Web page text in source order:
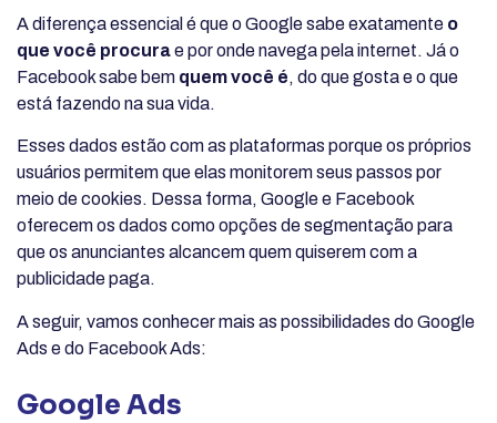
A diferença essencial é que o Google sabe exatamente o
que você procurae por onde navega pela internet. Já o
Facebook sabe bem quem você é, do que gosta e o que
está fazendo na sua vida.
Esses dados estão com as plataformas porque os próprios
usuários permitem que elas monitorem seus passos por
meio de cookies. Dessa forma, Google e Facebook
oferecem os dados como opções de segmentação para
que os anunciantes alcancem quem quiserem com a
publicidade paga.
A seguir, vamos conhecer mais as possibilidades do Google
Ads e do Facebook Ads:
Google Ads